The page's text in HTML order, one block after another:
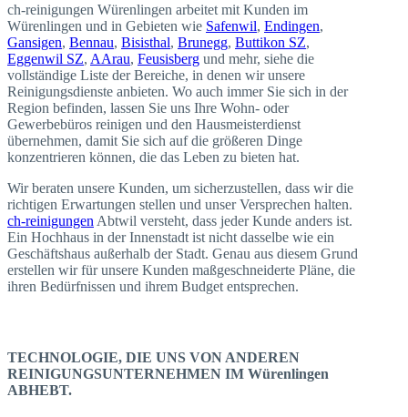
ch-reinigungen Würenlingen arbeitet mit Kunden im
Würenlingen und in Gebieten wie Safenwil, Endingen,
Gansigen, Bennau, Bisisthal, Brunegg, Buttikon SZ,
Eggenwil SZ, AArau, Feusisberg und mehr, siehe die
vollständige Liste der Bereiche, in denen wir unsere
Reinigungsdienste anbieten. Wo auch immer Sie sich in der
Region befinden, lassen Sie uns Ihre Wohn- oder
Gewerbebüros reinigen und den Hausmeisterdienst
übernehmen, damit Sie sich auf die größeren Dinge
konzentrieren können, die das Leben zu bieten hat.
Wir beraten unsere Kunden, um sicherzustellen, dass wir die
richtigen Erwartungen stellen und unser Versprechen halten.
ch-reinigungen Abtwil versteht, dass jeder Kunde anders ist.
Ein Hochhaus in der Innenstadt ist nicht dasselbe wie ein
Geschäftshaus außerhalb der Stadt. Genau aus diesem Grund
erstellen wir für unsere Kunden maßgeschneiderte Pläne, die
ihren Bedürfnissen und ihrem Budget entsprechen.
TECHNOLOGIE, DIE UNS VON ANDEREN
REINIGUNGSUNTERNEHMEN IM Würenlingen
ABHEBT.